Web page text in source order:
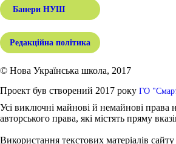
Банери НУШ
Редакційна політика
© Нова Українська школа, 2017
Проект був створений 2017 року ГО
Усі виключні майнові й немайнові права
авторського права, які містять пряму
Використання текстових матеріалів